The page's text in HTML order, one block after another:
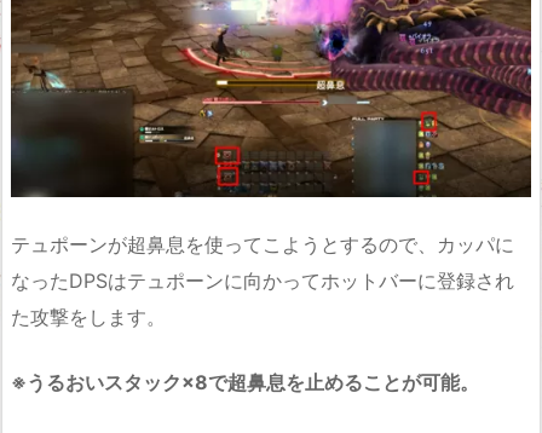
テュポーンが超鼻息を使ってこようとするので、カッパに
なったDPSはテュポーンに向かってホットバーに登録され
た攻撃をします。
※うるおいスタック×8で超鼻息を止めることが可能。